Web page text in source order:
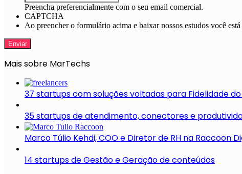
Preencha preferencialmente com o seu email comercial.
CAPTCHA
Ao preencher o formulário acima e baixar nossos estudos você
Mais sobre MarTechs
37 startups com soluções voltadas para Fidelidade
35 startups de atendimento, conectores e
Marco Túlio Kehdi, COO e Diretor de RH na Raccoon
14 startups de Gestão e Geração de conteúdos